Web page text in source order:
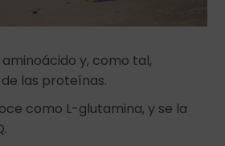
y, como tal,
las proteínas.
como L-glutamina, y se la